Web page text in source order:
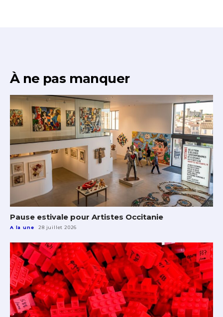
À ne pas manquer
Pause estivale pour Artistes Occitanie
A la une 28 juillet 2026